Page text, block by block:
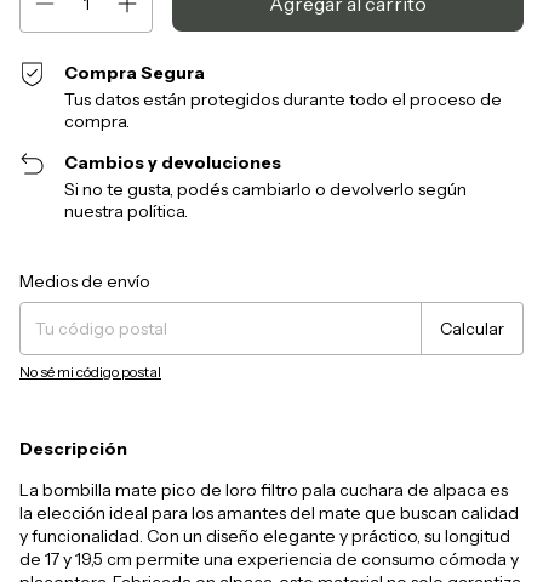
Compra Segura
Tus datos están protegidos durante todo el proceso de
compra.
Cambios y devoluciones
Si no te gusta, podés cambiarlo o devolverlo según
nuestra política.
Entregas para el CP:
Medios de envío
Calcular
No sé mi código postal
Descripción
La bombilla mate pico de loro filtro pala cuchara de alpaca es
la elección ideal para los amantes del mate que buscan calidad
y funcionalidad. Con un diseño elegante y práctico, su longitud
de 17 y 19,5 cm permite una experiencia de consumo cómoda y